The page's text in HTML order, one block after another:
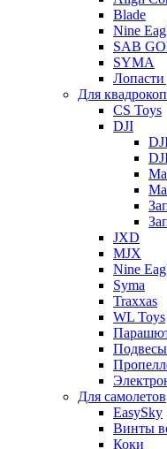
Blade
Nine
SAB
SYMA
Лопасти
Для
CS Toys
DJI
JXD
MJX
Nine
Syma
Traxxas
WL Toys
Для самолетов
EasySky
Винты
Коки